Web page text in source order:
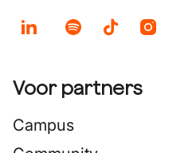
Voor partners
Campus